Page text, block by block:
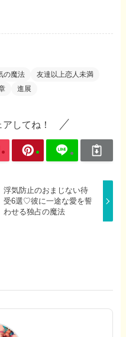
の魔法
友達以上恋人未満
進展
してね！
浮気防止のおまじない待
受6選♡彼に一途な愛を誓
わせる独占の魔法